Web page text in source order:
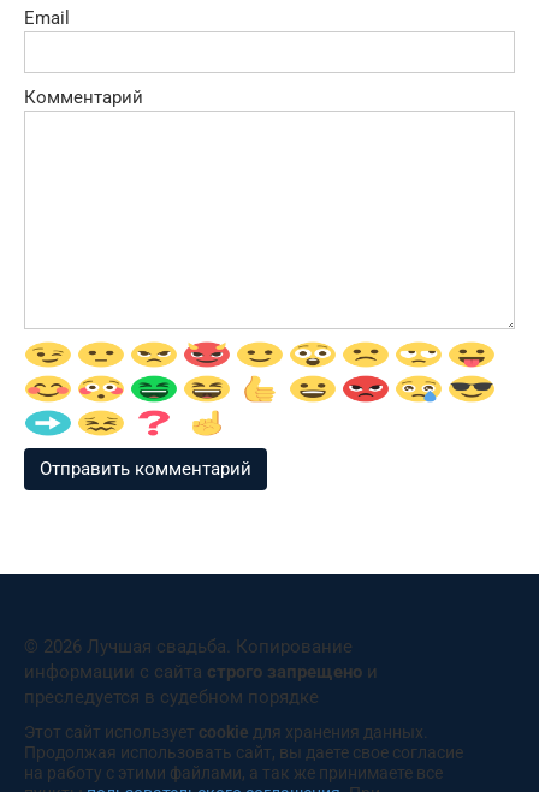
Email
Комментарий
© 2026 Лучшая свадьба. Копирование
информации с сайта строго запрещено и
преследуется в судебном порядке
Этот сайт использует cookie для хранения данных.
Продолжая использовать сайт, вы даете свое согласие
на работу с этими файлами, а так же принимаете все